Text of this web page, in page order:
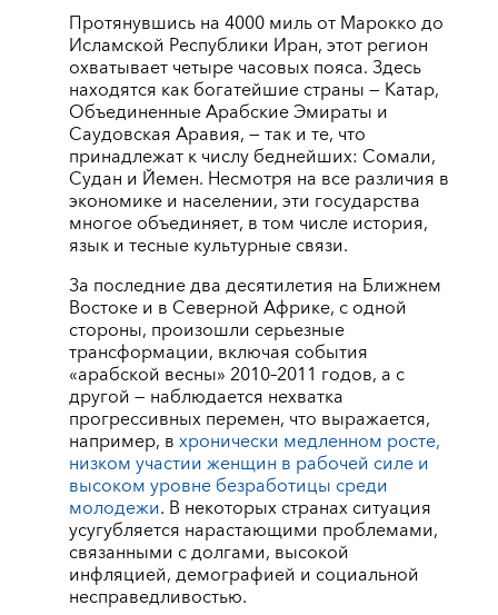
Протянувшись на 4000 миль от Марокко до
Исламской Республики Иран, этот регион
охватывает четыре часовых пояса. Здесь
находятся как богатейшие страны ― Катар,
Объединенные Арабские Эмираты и
Саудовская Аравия, ― так и те, что
принадлежат к числу беднейших: Сомали,
Судан и Йемен. Несмотря на все различия в
экономике и населении, эти государства
многое объединяет, в том числе история,
язык и тесные культурные связи.
За последние два десятилетия на Ближнем
Востоке и в Северной Африке, с одной
стороны, произошли серьезные
трансформации, включая события
«арабской весны» 2010–2011 годов, а с
другой ― наблюдается нехватка
прогрессивных перемен, что выражается,
например, вхронически медленном росте,
низком участии женщин в рабочей силе и
высоком уровне безработицы среди
молодежи. В некоторых странах ситуация
усугубляется нарастающими проблемами,
связанными с долгами, высокой
инфляцией, демографией и социальной
несправедливостью.